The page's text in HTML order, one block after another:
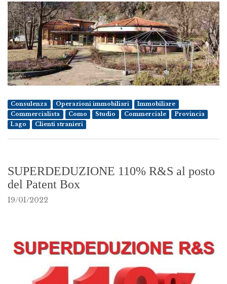
Consulenza Operazioni immobiliari
Immobiliare
Commercialista
Como Studio Commerciale
Provincia
Lago
Clienti stranieri
SUPERDEDUZIONE 110% R&S al posto
del Patent Box
19/01/2022